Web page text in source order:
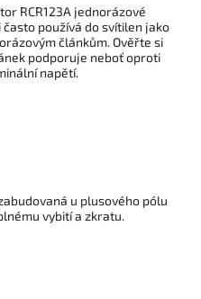
RCR123A jednorázové
často používá do svítilen jako
článkům. Ověřte si
podporuje neboť oproti
napětí.
u plusového pólu
vybití a zkratu.